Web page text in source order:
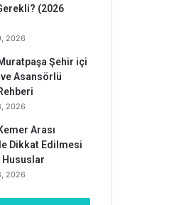
(2026
2026
Şehir içi
Asansörlü
2026
Arası
Dikkat Edilmesi
Hususlar
2026